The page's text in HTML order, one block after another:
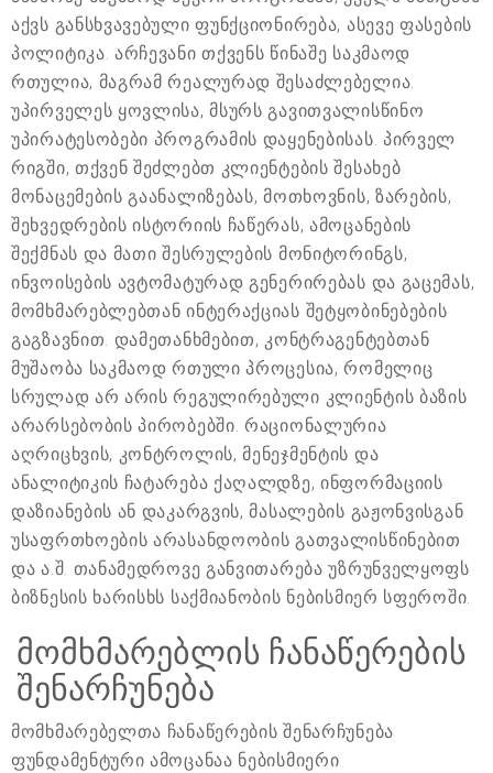
აქვს განსხვავებული ფუნქციონირება, ასევე ფასების
პოლიტიკა. არჩევანი თქვენს წინაშე საკმაოდ
რთულია, მაგრამ რეალურად შესაძლებელია.
უპირველეს ყოვლისა, მსურს გავითვალისწინო
უპირატესობები პროგრამის დაყენებისას. პირველ
რიგში, თქვენ შეძლებთ კლიენტების შესახებ
მონაცემების გაანალიზებას, მოთხოვნის, ზარების,
შეხვედრების ისტორიის ჩაწერას, ამოცანების
შექმნას და მათი შესრულების მონიტორინგს,
ინვოისების ავტომატურად გენერირებას და გაცემას,
მომხმარებლებთან ინტერაქციას შეტყობინებების
გაგზავნით. დამეთანხმებით, კონტრაგენტებთან
მუშაობა საკმაოდ რთული პროცესია, რომელიც
სრულად არ არის რეგულირებული კლიენტის ბაზის
არარსებობის პირობებში. რაციონალურია
აღრიცხვის, კონტროლის, მენეჯმენტის და
ანალიტიკის ჩატარება ქაღალდზე, ინფორმაციის
დაზიანების ან დაკარგვის, მასალების გაჟონვისგან
უსაფრთხოების არასანდოობის გათვალისწინებით
და ა.შ. თანამედროვე განვითარება უზრუნველყოფს
ბიზნესის ხარისხს საქმიანობის ნებისმიერ სფეროში.
მომხმარებლის ჩანაწერების
შენარჩუნება
მომხმარებელთა ჩანაწერების შენარჩუნება
ფუნდამენტური ამოცანაა ნებისმიერი